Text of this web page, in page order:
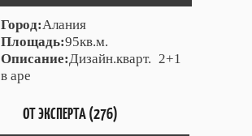
Город:Алания
Площадь:95кв.м.
Описание:Дизайн.кварт. 2+1
в аре
ОТ ЭКСПЕРТА (276)